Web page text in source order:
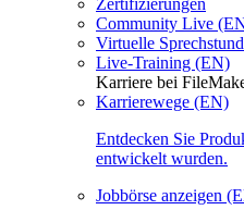
Zertifizierungen
Community Live
Virtuelle
Live-Training (EN)
Karriere bei
Karrierewege (EN)
Entdecken Sie
entwickelt wurden.
Jobbörse anzeigen